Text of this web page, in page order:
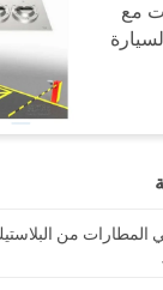
مع
المطارات من